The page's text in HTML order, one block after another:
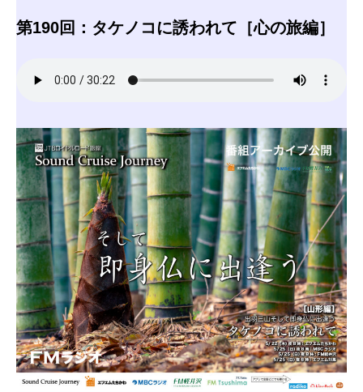
第190回：タケノコに誘われて［心の旅編］